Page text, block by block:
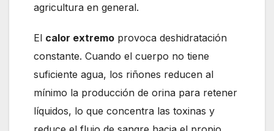
agricultura en general.
El calor extremo provoca deshidratación
constante. Cuando el cuerpo no tiene
suficiente agua, los riñones reducen al
mínimo la producción de orina para retener
líquidos, lo que concentra las toxinas y